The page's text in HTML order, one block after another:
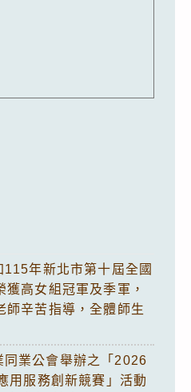
年新北市第十屆全國
高女組冠軍及季軍，
師辛苦指導，全體師生
同業公會舉辦之「2026
用服務創新競賽」活動